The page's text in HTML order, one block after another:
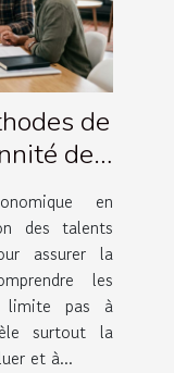
de
des
en
des talents
assurer la
les
limite pas à
surtout la
et à...